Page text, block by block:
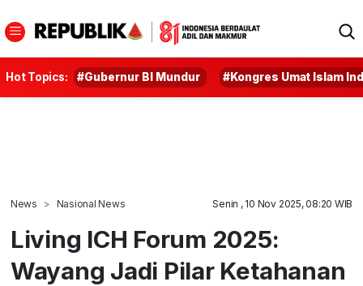
Hot Topics: #Gubernur BI Mundur #Kongres Umat Islam
News Nasional News Senin , 10 Nov 2025, 08:20 WIB
Living ICH Forum 2025:
Wayang Jadi Pilar Ketahanan